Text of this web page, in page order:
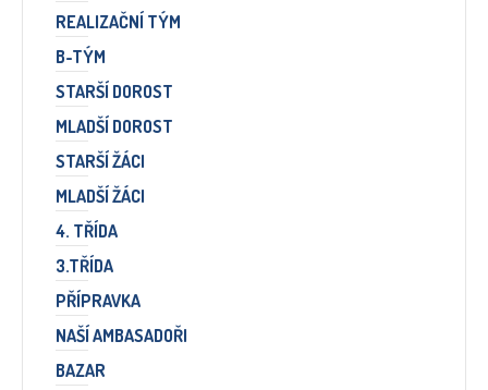
REALIZAČNÍ TÝM
B-TÝM
STARŠÍ DOROST
MLADŠÍ DOROST
STARŠÍ ŽÁCI
MLADŠÍ ŽÁCI
4. TŘÍDA
3.TŘÍDA
PŘÍPRAVKA
NAŠÍ AMBASADOŘI
BAZAR